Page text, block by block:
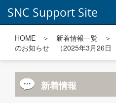
SNC Support Site
HOME ＞ 新着情報一覧 ＞
のお知らせ （2025年3月26日
新着情報